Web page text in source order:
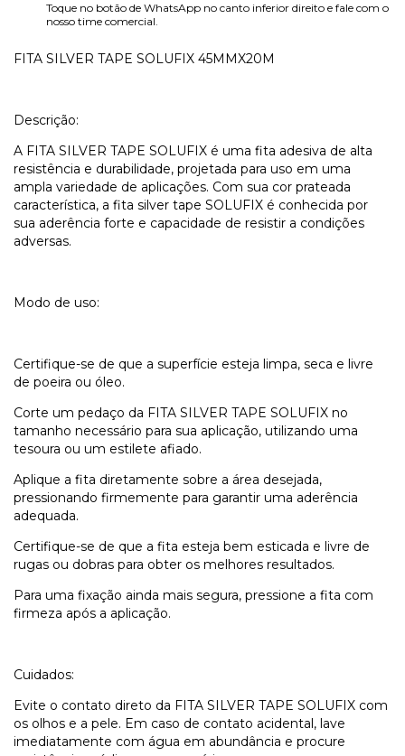
Toque no botão de WhatsApp no canto inferior direito e fale com o
nosso time comercial.
FITA SILVER TAPE SOLUFIX 45MMX20M
Descrição:
A FITA SILVER TAPE SOLUFIX é uma fita adesiva de alta
resistência e durabilidade, projetada para uso em uma
ampla variedade de aplicações. Com sua cor prateada
característica, a fita silver tape SOLUFIX é conhecida por
sua aderência forte e capacidade de resistir a condições
adversas.
Modo de uso:
Certifique-se de que a superfície esteja limpa, seca e livre
de poeira ou óleo.
Corte um pedaço da FITA SILVER TAPE SOLUFIX no
tamanho necessário para sua aplicação, utilizando uma
tesoura ou um estilete afiado.
Aplique a fita diretamente sobre a área desejada,
pressionando firmemente para garantir uma aderência
adequada.
Certifique-se de que a fita esteja bem esticada e livre de
rugas ou dobras para obter os melhores resultados.
Para uma fixação ainda mais segura, pressione a fita com
firmeza após a aplicação.
Cuidados:
Evite o contato direto da FITA SILVER TAPE SOLUFIX com
os olhos e a pele. Em caso de contato acidental, lave
imediatamente com água em abundância e procure